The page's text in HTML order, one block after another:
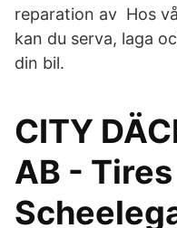
reparation av Hos
kan du serva, laga
din bil.
CITY
AB -